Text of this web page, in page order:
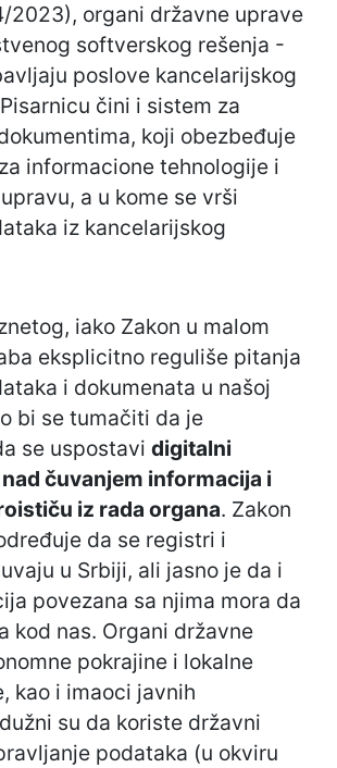
2023), organi državne uprave
softverskog rešenja -
poslove kancelarijskog
čini i sistem za
koji obezbeđuje
informacione tehnologije i
a u kome se vrši
iz kancelarijskog
iako Zakon u malom
eksplicitno reguliše pitanja
i dokumenata u našoj
bi se tumačiti da je
se uspostavi digitalni
čuvanjem informacija i
iz rada organa. Zakon
da se registri i
u Srbiji, ali jasno je da i
povezana sa njima mora da
kod nas. Organi državne
pokrajine i lokalne
kao i imaoci javnih
su da koriste državni
podataka (u okviru